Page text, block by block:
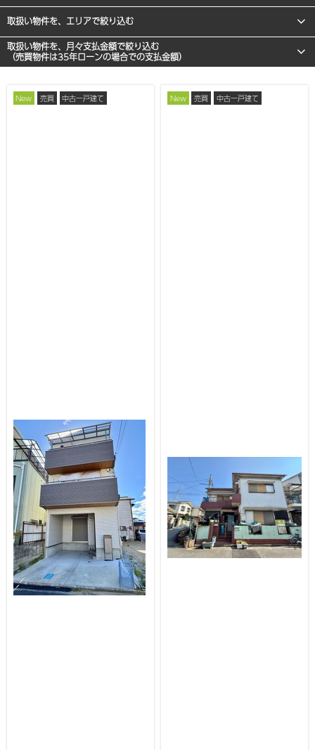
取扱い物件を、エリアで絞り込む
取扱い物件を、月々支払金額で絞り込む
（売買物件は35年ローンの場合での支払金額）
New 売買 中古一戸建て New 売買 中古一戸建て